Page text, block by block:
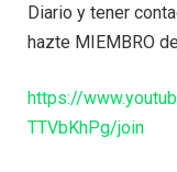
Diario y tener
hazte MIEMBRO
https://
TTVbKhPg/join